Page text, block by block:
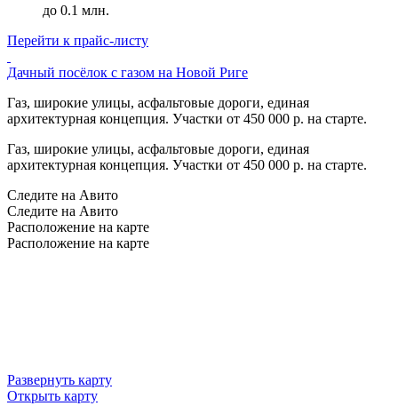
до 0.1 млн.
Перейти к прайс-листу
Дачный посёлок с газом на Новой Риге
Газ, широкие улицы, асфальтовые дороги, единая
архитектурная концепция. Участки от 450 000 р. на старте.
Газ, широкие улицы, асфальтовые дороги, единая
архитектурная концепция. Участки от 450 000 р. на старте.
Следите на Авито
Следите на Авито
Расположение на карте
Расположение на карте
Развернуть карту
Открыть карту